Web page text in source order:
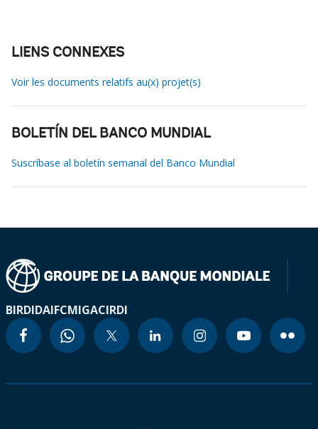
LIENS CONNEXES
Voir les documents relatifs au(x) projet(s)
BOLETÍN DEL BANCO MUNDIAL
Suscríbase al boletín semanal del Banco Mundial
BIRDIDAIFCMIGACIRDI